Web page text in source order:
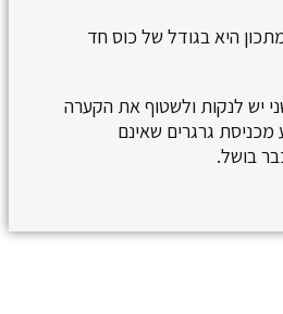
היא בגודל של כוס חד
יש לנקות ולשטוף את הקערה
מכניסת גרגרים שאינם
בושל.